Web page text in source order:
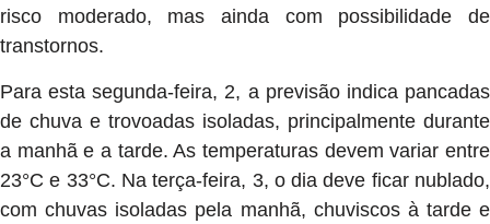
risco moderado, mas ainda com possibilidade de
transtornos.
Para esta segunda-feira, 2, a previsão indica pancadas
de chuva e trovoadas isoladas, principalmente durante
a manhã e a tarde. As temperaturas devem variar entre
23°C e 33°C. Na terça-feira, 3, o dia deve ficar nublado,
com chuvas isoladas pela manhã, chuviscos à tarde e